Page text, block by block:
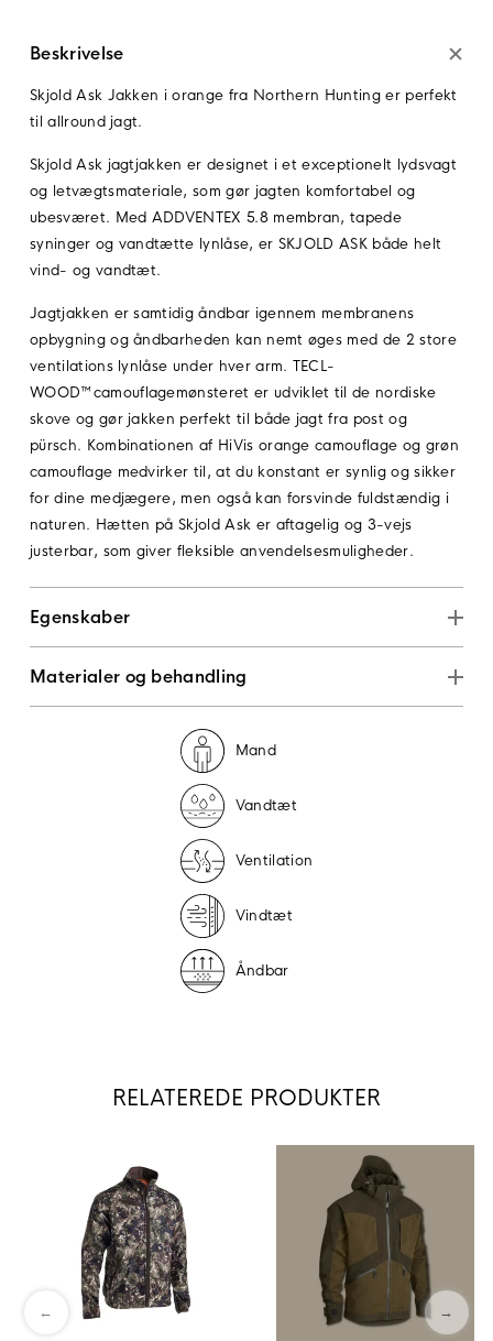
Beskrivelse
Skjold Ask Jakken i orange fra Northern Hunting er perfekt
til allround jagt.
Skjold Ask jagtjakken er designet i et exceptionelt lydsvagt
og letvægtsmateriale, som gør jagten komfortabel og
ubesværet. Med ADDVENTEX 5.8 membran, tapede
syninger og vandtætte lynlåse, er SKJOLD ASK både helt
vind- og vandtæt.
Jagtjakken er samtidig åndbar igennem membranens
opbygning og åndbarheden kan nemt øges med de 2 store
ventilations lynlåse under hver arm. TECL-
WOOD™camouflagemønsteret er udviklet til de nordiske
skove og gør jakken perfekt til både jagt fra post og
pürsch. Kombinationen af HiVis orange camouflage og grøn
camouflage medvirker til, at du konstant er synlig og sikker
for dine medjægere, men også kan forsvinde fuldstændig i
naturen. Hætten på Skjold Ask er aftagelig og 3-vejs
justerbar, som giver fleksible anvendelsesmuligheder.
Egenskaber
Materialer og behandling
Mand
Vandtæt
Ventilation
Vindtæt
Åndbar
RELATEREDE PRODUKTER
← →